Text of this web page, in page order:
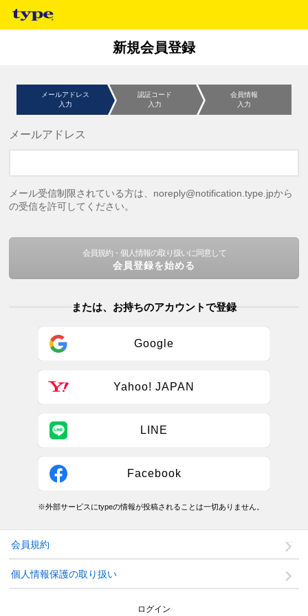
新規会員登録
メールアドレス
入力
認証コード
入力
会員情報
入力
メールアドレス
メール受信制限されている方は、noreply@notification.type.jpから
の受信を許可してください。
会員規約・個人情報の取り扱いに同意して
会員登録を始める
または、お持ちのアカウントで登録
Google
Yahoo! JAPAN
LINE
Facebook
※外部サービスにtypeの情報が投稿されることは一切ありません。
会員規約
個人情報保護の取り扱い
ログイン